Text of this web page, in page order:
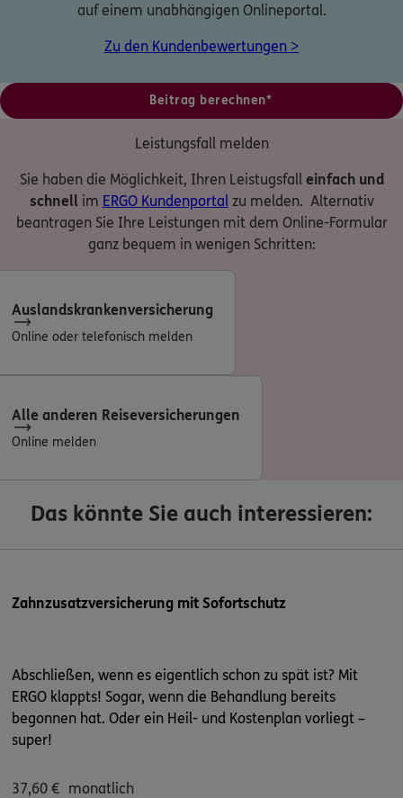
auf einem unabhängigen Onlineportal.
Zu den Kundenbewertungen >
Beitrag berechnen*
Leistungsfall melden
Sie haben die Möglichkeit, Ihren Leistugsfall einfach und
schnell im ERGO Kundenportalzu melden. Alternativ
beantragen Sie Ihre Leistungen mit dem Online-Formular
ganz bequem in wenigen Schritten:
Auslandskrankenversicherung
Online oder telefonisch melden
Alle anderen Reiseversicherungen
Online melden
Das könnte Sie auch interessieren:
Zahnzusatzversicherung mit Sofortschutz
Abschließen, wenn es eigentlich schon zu spät ist? Mit
ERGO klappts! Sogar, wenn die Behandlung bereits
begonnen hat. Oder ein Heil- und Kostenplan vorliegt –
super!
37,60 € monatlich